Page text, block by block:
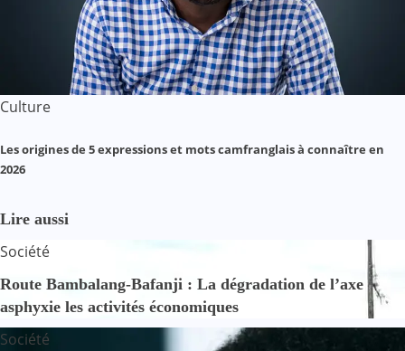
Culture
Les origines de 5 expressions et mots camfranglais à connaître en
2026
Lire aussi
Société
Route Bambalang-Bafanji : La dégradation de l’axe
asphyxie les activités économiques
Société